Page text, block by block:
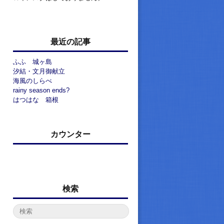
最近の記事
ふふ 城ヶ島
汐結・文月御献立
海風のしらべ
rainy season ends?
はつはな 箱根
カウンター
検索